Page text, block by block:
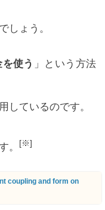
しょう。
使う 」という方法
しているのです。
。 [※]
coupling and form on